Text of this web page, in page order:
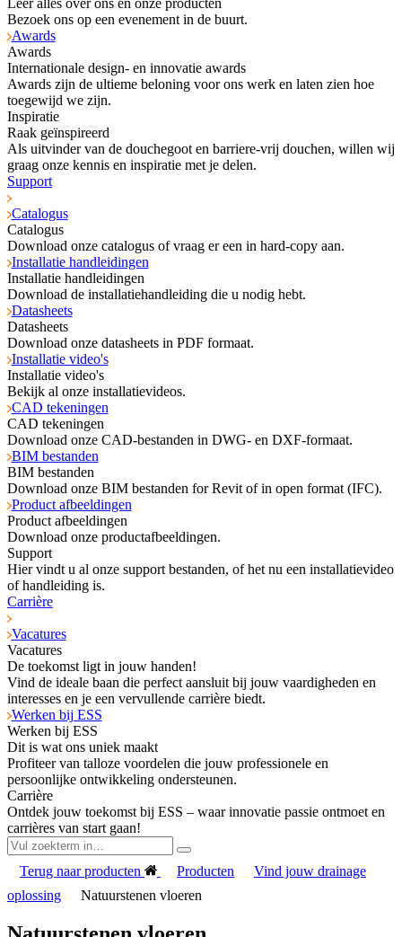
Leer alles over ons en onze producten
Bezoek ons op een evenement in de buurt.
Awards
Awards
Internationale design- en innovatie awards
Awards zijn de ultieme beloning voor ons werk en laten zien hoe
toegewijd we zijn.
Inspiratie
Raak geïnspireerd
Als uitvinder van de douchegoot en barriere-vrij douchen, willen wij
graag onze kennis en inspiratie met je delen.
Support
Catalogus
Catalogus
Download onze catalogus of vraag er een in hard-copy aan.
Installatie handleidingen
Installatie handleidingen
Download de installatiehandleiding die u nodig hebt.
Datasheets
Datasheets
Download onze datasheets in PDF formaat.
Installatie video's
Installatie video's
Bekijk al onze installatievideos.
CAD tekeningen
CAD tekeningen
Download onze CAD-bestanden in DWG- en DXF-formaat.
BIM bestanden
BIM bestanden
Download onze BIM bestanden for Revit of in open format (IFC).
Product afbeeldingen
Product afbeeldingen
Download onze productafbeeldingen.
Support
Hier vindt u al onze support bestanden, of het nu een installatievideo
of handleiding is.
Carrière
Vacatures
Vacatures
De toekomst ligt in jouw handen!
Vind de ideale baan die perfect aansluit bij jouw vaardigheden en
interesses en je een vervullende carrière biedt.
Werken bij ESS
Werken bij ESS
Dit is wat ons uniek maakt
Profiteer van talloze voordelen die jouw professionele en
persoonlijke ontwikkeling ondersteunen.
Carrière
Ontdek jouw toekomst bij ESS – waar innovatie passie ontmoet en
carrières van start gaan!
Terug naar producten Producten
Vind jouw drainage
oplossing
Natuurstenen vloeren